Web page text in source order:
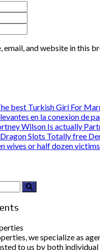
email, and website in this
best Turkish Girl For
en la conexion de
Wilson Is actually
Slots Totally free
wives or half dozen
we specialize as
to us by both